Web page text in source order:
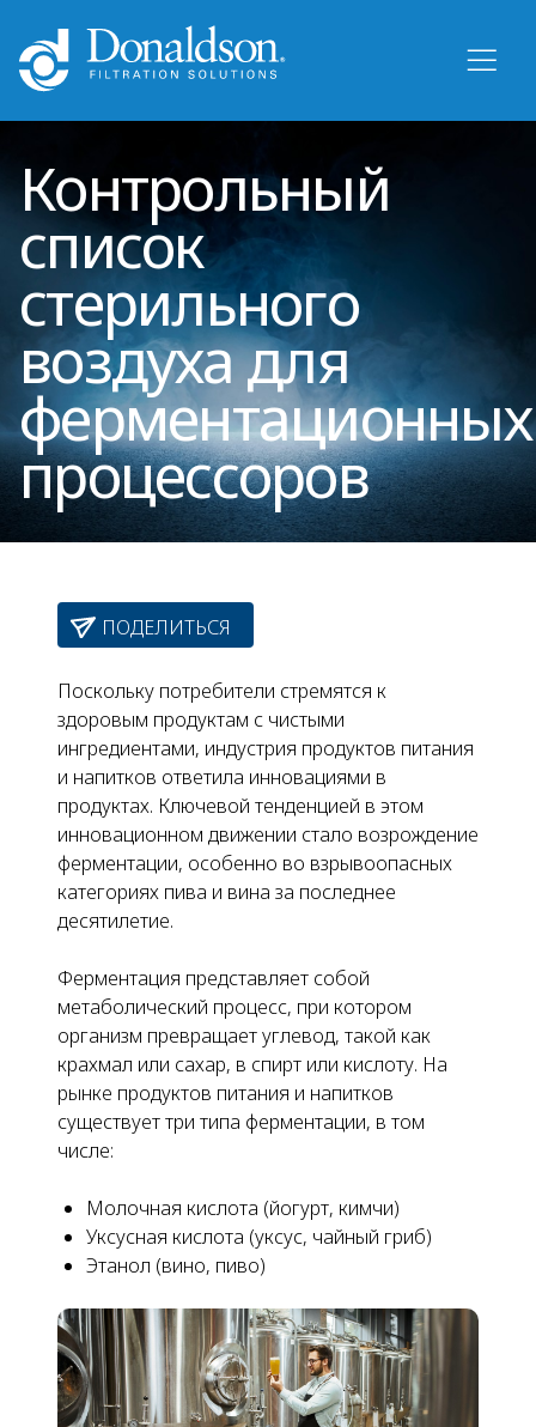
Контрольный
список
стерильного
воздуха для
ферментационных
процессоров
ПОДЕЛИТЬСЯ
Поскольку потребители стремятся к
здоровым продуктам с чистыми
ингредиентами, индустрия продуктов питания
и напитков ответила инновациями в
продуктах. Ключевой тенденцией в этом
инновационном движении стало возрождение
ферментации, особенно во взрывоопасных
категориях пива и вина за последнее
десятилетие.
Ферментация представляет собой
метаболический процесс, при котором
организм превращает углевод, такой как
крахмал или сахар, в спирт или кислоту. На
рынке продуктов питания и напитков
существует три типа ферментации, в том
числе:
Молочная кислота (йогурт, кимчи)
Уксусная кислота (уксус, чайный гриб)
Этанол (вино, пиво)